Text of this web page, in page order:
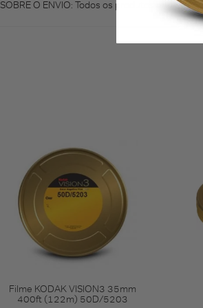
SOBRE O ENVIO: Todos os produtos
Filme KODAK VISION3 35mm
400ft (122m) 50D/5203